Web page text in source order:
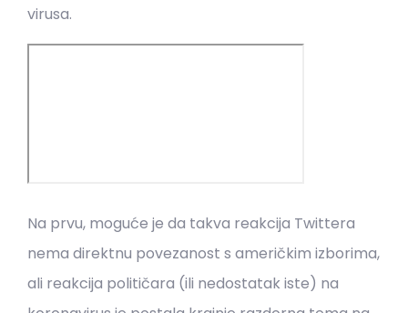
virusa.
Na prvu, moguće je da takva reakcija Twittera
nema direktnu povezanost s američkim izborima,
ali reakcija političara (ili nedostatak iste) na